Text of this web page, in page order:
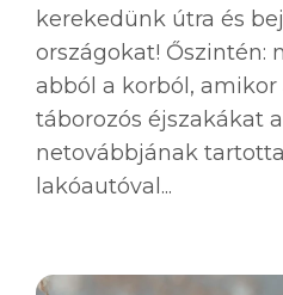
kerekedünk útra és
országokat! Őszintén:
abból a korból, amikor
táborozós éjszakákat
netovábbjának
lakóautóval...